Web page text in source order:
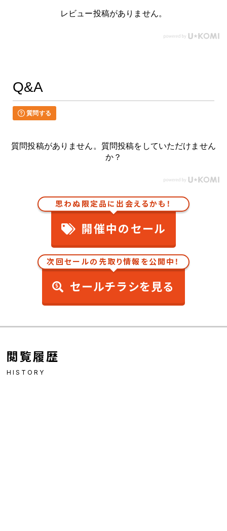
レビュー投稿がありません。
Q&A
質問する
質問投稿がありません。質問投稿をしていただけません
か？
思わぬ限定品に出会えるかも！
開催中のセール
次回セールの先取り情報を公開中！
セールチラシを見る
閲覧履歴
HISTORY